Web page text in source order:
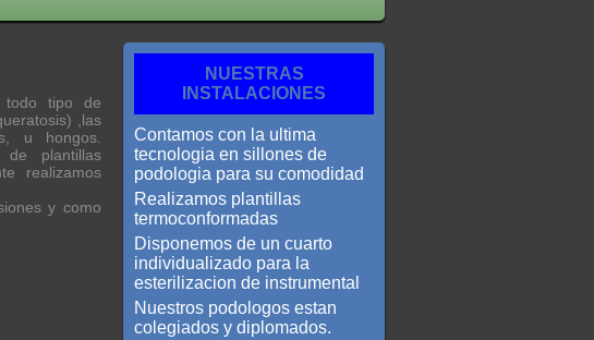
todo tipo de
,las
u hongos.
plantillas
realizamos
y como
NUESTRAS
INSTALACIONES
Contamos con la ultima
tecnologia en sillones de
podologia para su comodidad
Realizamos plantillas
termoconformadas
Disponemos de un cuarto
individualizado para la
esterilizacion de instrumental
Nuestros podologos estan
colegiados y diplomados.